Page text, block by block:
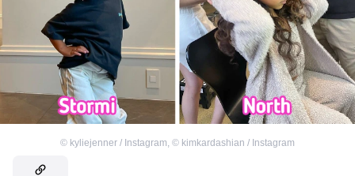
© kyliejenner / Instagram, © kimkardashian / Instagram